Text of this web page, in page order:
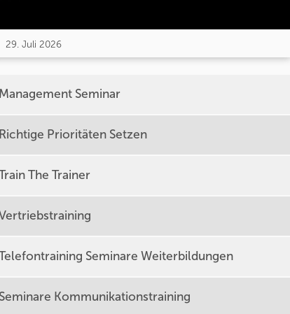
29. Juli 2026
Management Seminar
Richtige Prioritäten Setzen
The Trainer
Seminare Weiterbildungen
Seminare Kommunikationstraining